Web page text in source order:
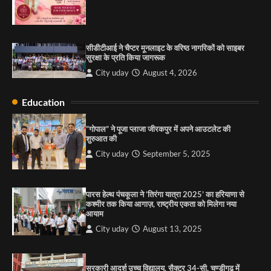
3
City uday August 6, 2025
की कसम: देवशाली
City uday
सीडीटीआई ने चैप्टर मूनलाइट के वरिष्ठ नागरिकों को साइबर
सुरक्षा के प्रति किया जागरूक
City uday August 4, 2026
Education
“गोपाल” ने पूजा प्लाजा जीरकपुर में अपने आउटलेट की
शुरुआत की
City uday September 5, 2025
पारस हेल्थ पंचकूला ने ‘तिरंगा यात्रा 2025’ का हरियाणा से
कश्मीर तक किया आगाज़, राष्ट्रीय एकता को मिलेगा नया
आयाम
City uday August 13, 2025
सरकारी आदर्श उच्च विद्यालय, सैक्टर 34-सी, चण्डीगढ़ में